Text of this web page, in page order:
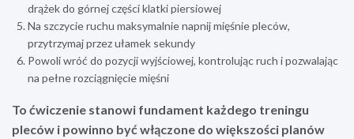
drążek do górnej części klatki piersiowej
Na szczycie ruchu maksymalnie napnij mięśnie pleców,
przytrzymaj przez ułamek sekundy
Powoli wróć do pozycji wyjściowej, kontrolując ruch i pozwalając
na pełne rozciągnięcie mięśni
To ćwiczenie stanowi fundament każdego treningu
pleców i powinno być włączone do większości planów